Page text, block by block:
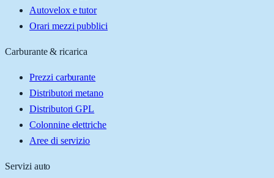
Autovelox e tutor
Orari mezzi pubblici
Carburante & ricarica
Prezzi carburante
Distributori metano
Distributori GPL
Colonnine elettriche
Aree di servizio
Servizi auto